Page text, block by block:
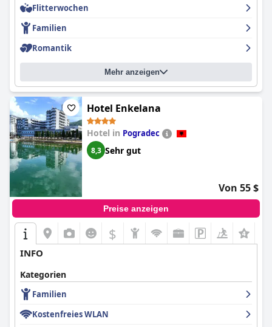
Flitterwochen
Familien
Romantik
Mehr anzeigen
Hotel Enkelana
Hotel in Pogradec
8,3 Sehr gut
Von 55 $
Preise anzeigen
$
INFO
Kategorien
Familien
Kostenfreies WLAN